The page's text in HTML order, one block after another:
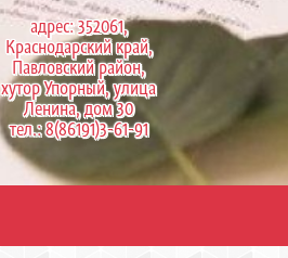
адрес: 352061,
Краснодарский край,
Павловский район,
хутор Упорный, улица
Ленина, дом 30
тел.: 8(86191)3-61-91